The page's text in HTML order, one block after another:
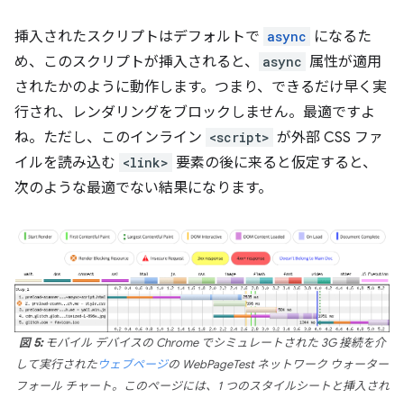
挿入されたスクリプトはデフォルトで async になるた
め、このスクリプトが挿入されると、
async 属性が適用
されたかのように動作します。つまり、できるだけ早く実
行され、レンダリングをブロックしません。最適ですよ
ね。ただし、このインライン <script> が外部 CSS ファ
イルを読み込む <link> 要素の後に来ると仮定すると、
次のような最適でない結果になります。
図 5:モバイル デバイスの Chrome でシミュレートされた 3G 接続を介
して実行されたウェブページの WebPageTest ネットワーク ウォーター
フォール チャート。このページには、1 つのスタイルシートと挿入され